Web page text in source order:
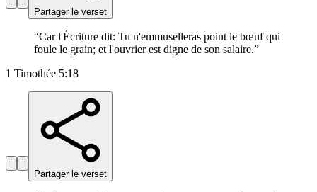
Partager le verset
“Car l'Écriture dit: Tu n'emmuselleras point le bœuf qui
foule le grain; et l'ouvrier est digne de son salaire.”
1 Timothée 5:18
Partager le verset